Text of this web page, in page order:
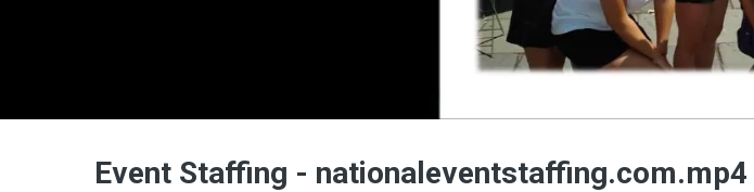
Event Staffing - nationaleventstaffing.com.mp4